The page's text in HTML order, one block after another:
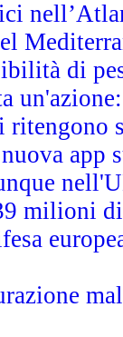
di
ritengono
milioni